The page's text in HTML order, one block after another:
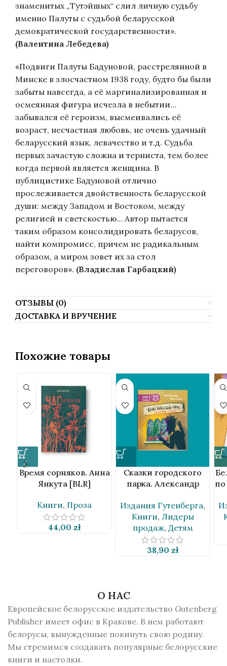
знаменитых „Тутэйшых“ слил личную судьбу
именно Палуты с судьбой беларусской
демократической государственности».
(Валентина Лебедева)
«Подвиги Палуты Бадуновой, расстрелянной в
Минске в злосчастном 1938 году, будто бы были
забыты навсегда, а её маргинализированная и
осмеянная фигура исчезла в небытии…
забывался её героизм, высмеивались её
возраст, несчастная любовь, не очень удачный
беларусский язык, левачество и т.д. Судьба
первых зачастую сложна и терниста, тем более
когда первой является женщина. В
публицистике Бадуновой отлично
прослеживается двойственность беларусской
души: между Западом и Востоком, между
религией и светскостью… Автор пытается
таким образом консолидировать беларусов,
найти компромисс, причем не радикальным
образом, а миром зовет их за стол
переговоров». (Владислав Гарбацкий)
ОТЗЫВЫ (0)
ДОСТАВКА И ВРУЧЕНИЕ
Похожие товары
Время сорняков. Анна
Янкута [BLR]
Книги, Проза
44,00 zł
Сказки городского
парка. Александр
Издания Гутенберга,
Книги, Лидеры
продаж, Детям
38,90 zł
О НАС
Европейское белорусское издательство Gutenberg
Publisher имеет офис в Кракове. В нем работают
белорусы, вынужденные покинуть свою родину.
Мы стремимся создавать популярные белорусские
книги и настолки.